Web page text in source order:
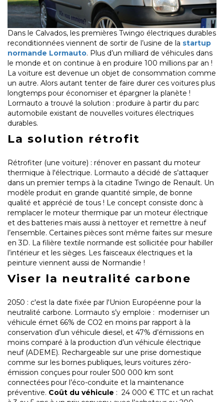
Dans le Calvados, les premières Twingo électriques durables
reconditionnées viennent de sortir de l’usine de la startup
normande Lormauto. Plus d’un milliard de véhicules dans
le monde et on continue à en produire 100 millions par an !
La voiture est devenue un objet de consommation comme
un autre. Alors autant tenter de faire durer ces voitures plus
longtemps pour économiser et épargner la planète !
Lormauto a trouvé la solution : produire à partir du parc
automobile existant de nouvelles voitures électriques
durables.
La solution rétrofit
Rétrofiter (une voiture) : rénover en passant du moteur
thermique à l'électrique. Lormauto a décidé de s’attaquer
dans un premier temps à la citadine Twingo de Renault. Un
modèle produit en grande quantité simple, de bonne
qualité et apprécié de tous ! Le concept consiste donc à
remplacer le moteur thermique par un moteur électrique
et des batteries mais aussi à nettoyer et remettre à neuf
l’ensemble. Certaines pièces sont même faites sur mesure
en 3D. La filière textile normande est sollicitée pour habiller
l’intérieur et les sièges. Les faisceaux électriques et la
peinture viennent aussi de Normandie !
Viser la neutralité carbone
2050 : c'est la date fixée par l'Union Européenne pour la
neutralité carbone. Lormauto s’y emploie : moderniser un
véhicule émet 66% de CO2 en moins par rapport à la
conservation d’un véhicule diesel, et 47% d’émissions en
moins comparé à la production d’un véhicule électrique
neuf (ADEME). Rechargeable sur une prise domestique
comme sur les bornes publiques, leurs voitures zéro-
émission conçues pour rouler 500 000 km sont
connectées pour l’éco-conduite et la maintenance
préventive. Coût du véhicule : 24 000 € TTC et un rachat